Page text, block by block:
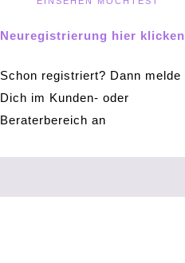
Neuregistrierung hier klicken
Schon registriert? Dann melde
Dich im Kunden- oder
Beraterbereich an